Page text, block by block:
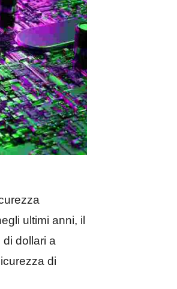
ultimi anni, il
dollari a
di